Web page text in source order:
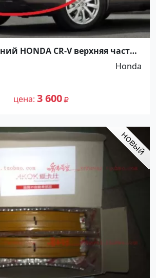
HONDA CR-V верхняя часть
Honda
цена 3 600